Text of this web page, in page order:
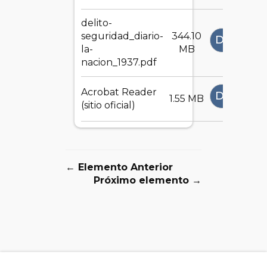
delito-
seguridad_diario-
la-
nacion_1937.pdf
344.10
MB
Acrobat Reader
(sitio oficial)
1.55 MB
← Elemento Anterior
Próximo elemento →